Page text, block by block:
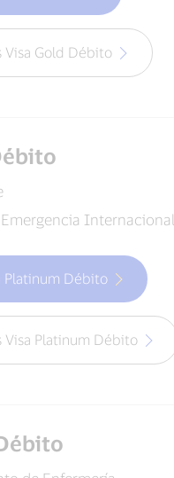
Visa Gold Débito
Internacional
Platinum Débito
Visa Platinum Débito